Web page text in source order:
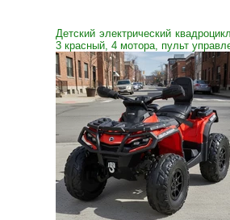
Детский электрический
3 красный, 4 мотора, пульт